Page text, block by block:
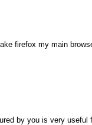
firefox my main
by you is very useful